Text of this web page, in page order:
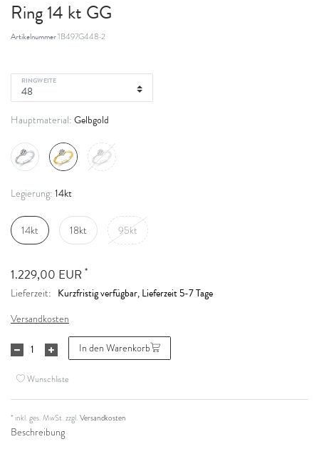
Ring 14 kt GG
Artikelnummer1B497G448-2
RINGWEITE
Hauptmaterial: Gelbgold
Legierung: 14kt
14kt 18kt 95kt
1.229,00 EUR *
Lieferzeit: Kurzfristig verfügbar, Lieferzeit 5-7 Tage
Versandkosten
In den Warenkorb
Wunschliste
* inkl. ges. MwSt. zzgl.Versandkosten
Beschreibung